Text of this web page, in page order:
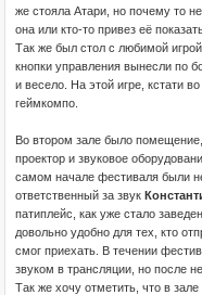
же стояла Атари, но почему то
она или кто-то привез её
Так же был стол с любимой
кнопки управления вынесли по
и весело. На этой игре, кстати
геймкомпо.
Во втором зале было
проектор и звуковое
самом начале фестиваля были
ответственный за звук
патиплейс, как уже стало
довольно удобно для тех, кто
смог приехать. В течении
звуком в трансляции, но после
Так же хочу отметить, что в